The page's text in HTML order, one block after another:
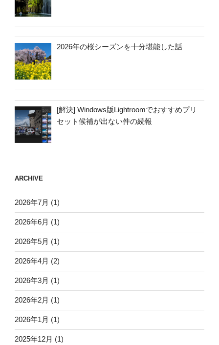
2026年の桜シーズンを十分堪能した話
[解決] Windows版Lightroomでおすすめプリ
セット候補が出ない件の続報
ARCHIVE
2026年7月 (1)
2026年6月 (1)
2026年5月 (1)
2026年4月 (2)
2026年3月 (1)
2026年2月 (1)
2026年1月 (1)
2025年12月 (1)